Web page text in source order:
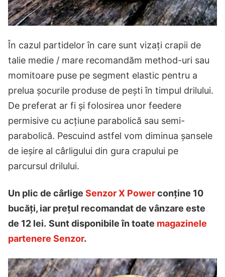
În cazul partidelor în care sunt vizați crapii de
talie medie / mare recomandăm method-uri sau
momitoare puse pe segment elastic pentru a
prelua șocurile produse de pești în timpul drilului.
De preferat ar fi și folosirea unor feedere
permisive cu acțiune parabolică sau semi-
parabolică. Pescuind astfel vom diminua șansele
de ieșire al cârligului din gura crapului pe
parcursul drilului.
Un plic de cârlige Senzor X Powerconține 10
bucăți, iar prețul recomandat de vânzare este
de 12 lei. Sunt disponibile în toate magazinele
partenere Senzor.